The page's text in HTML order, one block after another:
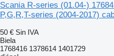
Scania R-series (01.04-)
P,G,R,T-series (2004-2017)
50 € Sin IVA
Biela
1768416 1378614 1401729